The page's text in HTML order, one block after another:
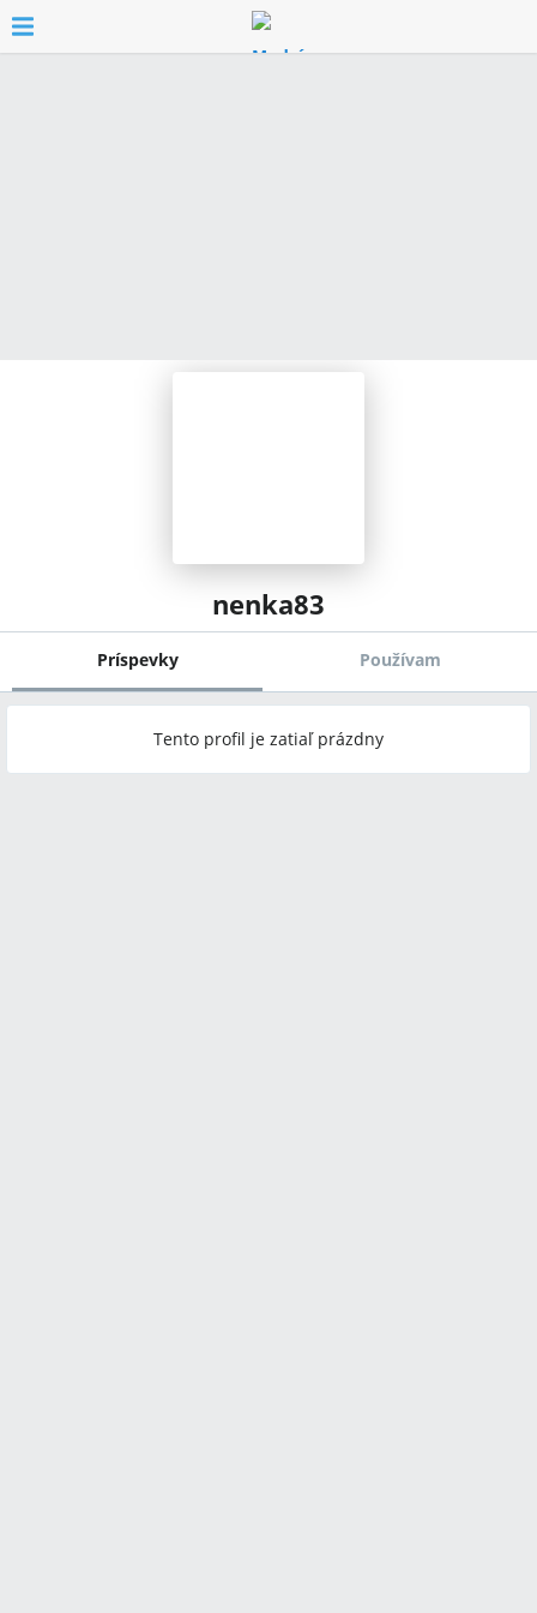
nenka83
Príspevky Používam
Tento profil je zatiaľ prázdny